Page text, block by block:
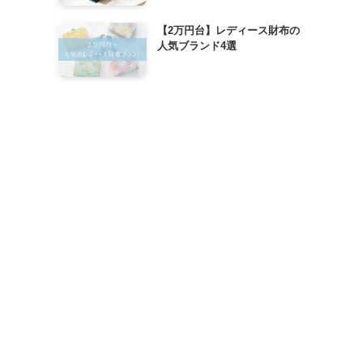
【2万円台】レディース財布の
人気ブランド4選